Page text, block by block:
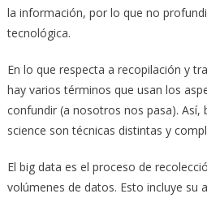
la información, por lo que no
tecnológica.
En lo que respecta a recopilación y
hay varios términos que usan los
confundir (a nosotros nos pasa). Así,
science son técnicas distintas y
El big data es el proceso de
volúmenes de datos. Esto incluye su